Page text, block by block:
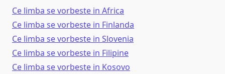
Ce limba se vorbeste in Africa
Ce limba se vorbeste in Finlanda
Ce limba se vorbeste in Slovenia
Ce limba se vorbeste in Filipine
Ce limba se vorbeste in Kosovo